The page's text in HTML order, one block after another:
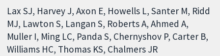
Lax SJ Harvey J Axon E Howells L Santer M Ridd
MJ Lawton S Langan S Roberts A Ahmed A
Muller I Ming LC Panda S Chernyshov P Carter B
Williams HC Thomas KS Chalmers JR